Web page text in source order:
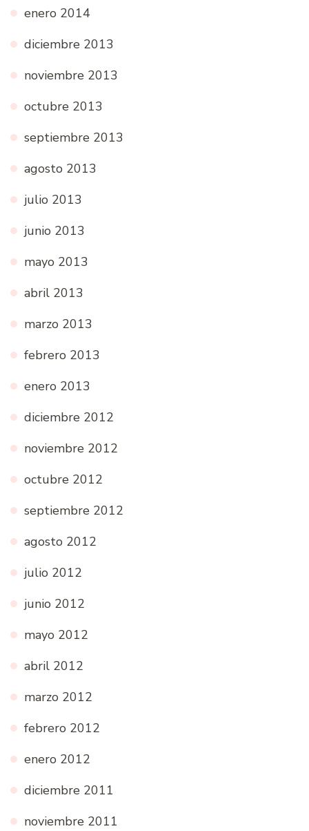
enero 2014
diciembre 2013
noviembre 2013
octubre 2013
septiembre 2013
agosto 2013
julio 2013
junio 2013
mayo 2013
abril 2013
marzo 2013
febrero 2013
enero 2013
diciembre 2012
noviembre 2012
octubre 2012
septiembre 2012
agosto 2012
julio 2012
junio 2012
mayo 2012
abril 2012
marzo 2012
febrero 2012
enero 2012
diciembre 2011
noviembre 2011